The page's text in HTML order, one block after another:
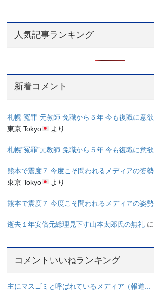
人気記事ランキング
新着コメント
札幌”冤罪”元教師 免職から５年 今も復職に意欲
東京 Tokyo
より
札幌”冤罪”元教師 免職から５年 今も復職に意欲
熊本で震度７ 今度こそ問われるメディアの姿勢
東京 Tokyo
より
熊本で震度７ 今度こそ問われるメディアの姿勢
逝去１年安倍元総理見下す山本太郎氏の無礼 に
コメントいいねランキング
主にマスゴミと呼ばれているメディア（報道...